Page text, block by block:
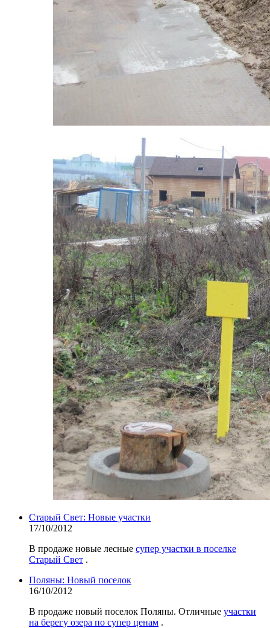
Старый Свет: Новые участки
17/10/2012
В продаже новые лесные супер участки в поселке
Старый Свет .
Поляны: Новый поселок
16/10/2012
В продаже новый поселок Поляны. Отличные участки
на берегу озера по супер ценам .